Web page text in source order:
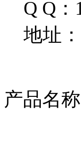
Q Q：
地址
产品名称